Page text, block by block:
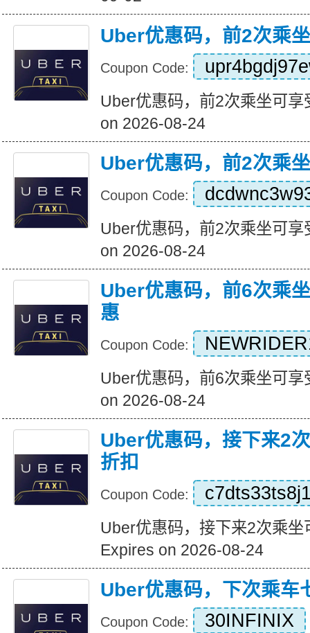
Uber优惠码，前2次乘
Coupon Code:
Uber优惠码，前2次乘坐可
on 2026-08-24
Uber优惠码，前2次乘
Coupon Code:
Uber优惠码，前2次乘坐可
on 2026-08-24
Uber优惠码，前6次乘
惠
Coupon Code:
Uber优惠码，前6次乘坐可
on 2026-08-24
Uber优惠码，接下来2
折扣
Coupon Code:
Uber优惠码，接下来2次乘坐
Expires on 2026-08-24
Uber优惠码，下次乘车
Coupon Code: 30INFINIX